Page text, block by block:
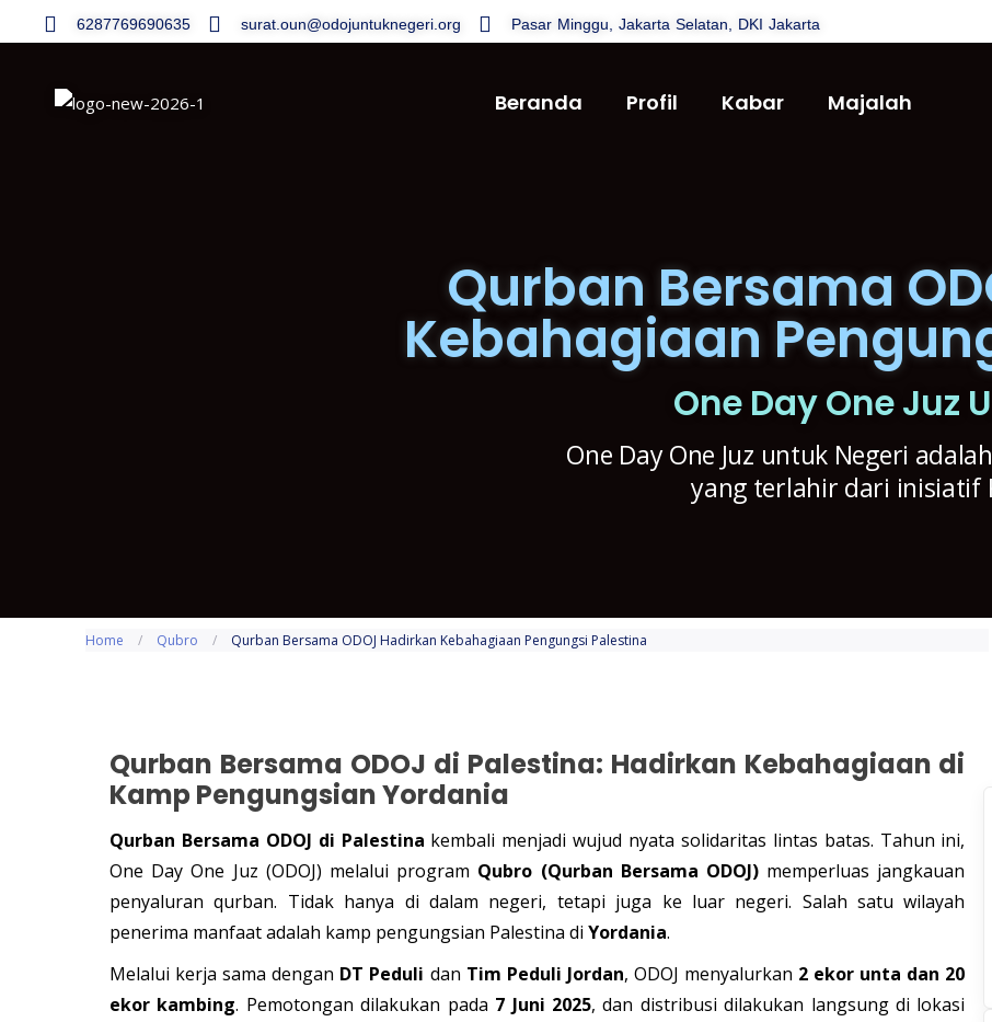
6287769690635 surat.oun@odojuntuknegeri.org Pasar Minggu, Jakarta Selatan, DKI Jakarta
Beranda Profil Kabar Majalah
Qurban Bersama
Kebahagiaan
One Day One Juz
One Day One Juz untuk Negeri
yang terlahir dari inisiatif
Home / Qubro / Qurban Bersama ODOJ Hadirkan Kebahagiaan Pengungsi Palestina
Qurban Bersama ODOJ di Palestina: Hadirkan Kebahagiaan di
Kamp Pengungsian Yordania
Qurban Bersama ODOJ di Palestina kembali menjadi wujud nyata solidaritas lintas batas. Tahun ini,
One Day One Juz (ODOJ) melalui program Qubro (Qurban Bersama ODOJ) memperluas jangkauan
penyaluran qurban. Tidak hanya di dalam negeri, tetapi juga ke luar negeri. Salah satu wilayah
penerima manfaat adalah kamp pengungsian Palestina di Yordania.
Melalui kerja sama dengan DT Peduli dan Tim Peduli Jordan, ODOJ menyalurkan 2 ekor unta dan 20
ekor kambing. Pemotongan dilakukan pada 7 Juni 2025, dan distribusi dilakukan langsung di lokasi